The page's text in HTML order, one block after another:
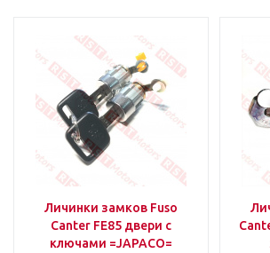
Личинки замков Fuso
Canter FE85 двери с
ключами =JAPACO=